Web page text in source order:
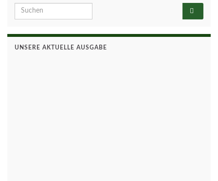
Search for:
UNSERE AKTUELLE AUSGABE